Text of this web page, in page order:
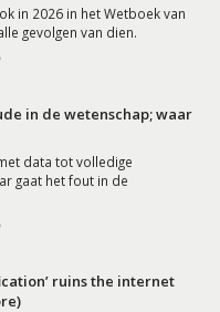
in 2026 in het Wetboek van
gevolgen van dien.
in de wetenschap; waar
data tot volledige
gaat het fout in de
ruins the internet